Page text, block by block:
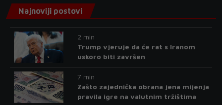
Najnoviji postovi
2 min
Trump vjeruje da će rat s Iranom
uskoro biti završen
7 min
Zašto zajednička obrana jena mijenja
pravila igre na valutnim tržištima